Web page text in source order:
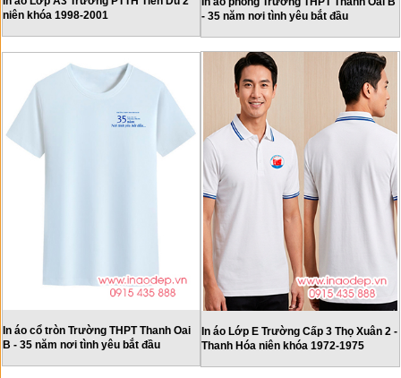
niên khóa 1998-2001
- 35 năm nơi tình yêu bắt đầu
In áo cổ tròn Trường THPT Thanh Oai
B - 35 năm nơi tình yêu bắt đầu
In áo Lớp E Trường Cấp 3 Thọ Xuân 2 -
Thanh Hóa niên khóa 1972-1975